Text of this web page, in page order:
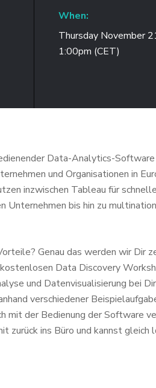
When:
Thursday November
1:00pm (CET)
Data-Analytics-
und Organisationen in
inzwischen Tableau für
Unternehmen bis hin zu
Genau das werden wir Dir
Data Discovery
und Datenvisualisierung bei
verschiedener
mit der Bedienung der Software
ins Büro und kannst gleich